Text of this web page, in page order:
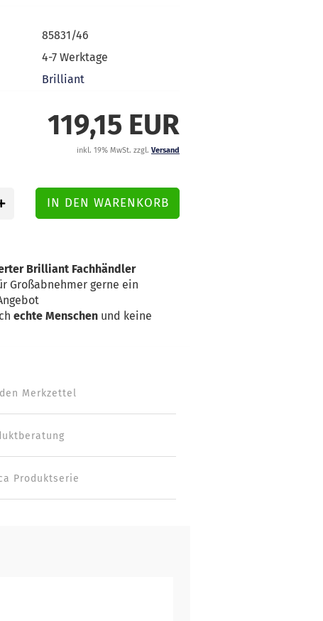
85831/46
4-7 Werktage
Brilliant
119,15 EUR
inkl. 19% MwSt. zzgl. Versand
Brilliant Fachhändler
Großabnehmer gerne ein
echte Menschen und keine
Merkzettel
Produktserie